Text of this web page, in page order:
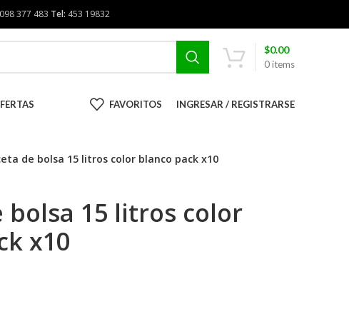
098 377 483 Tel: 453 19832
0items
$0.00
FAVORITOS INGRESAR / REGISTRARSE
de bolsa 15 litros color blanco pack x10
bolsa 15 litros color
x10